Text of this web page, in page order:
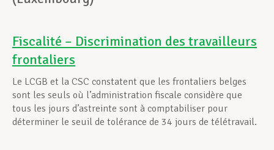
Fiscalité – Discrimination des travailleurs
frontaliers
Le LCGB et la CSC constatent que les frontaliers belges
sont les seuls où l’administration fiscale considère que
tous les jours d’astreinte sont à comptabiliser pour
déterminer le seuil de tolérance de 34 jours de télétravail.